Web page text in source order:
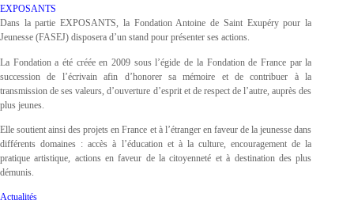
EXPOSANTS
Dans la partie EXPOSANTS, la Fondation Antoine de Saint Exupéry pour la
Jeunesse (FASEJ) disposera d’un stand pour présenter ses actions.
La Fondation a été créée en 2009 sous l’égide de la Fondation de France par la
succession de l’écrivain afin d’honorer sa mémoire et de contribuer à la
transmission de ses valeurs, d’ouverture d’esprit et de respect de l’autre, auprès des
plus jeunes.
Elle soutient ainsi des projets en France et à l’étranger en faveur de la jeunesse dans
différents domaines : accès à l’éducation et à la culture, encouragement de la
pratique artistique, actions en faveur de la citoyenneté et à destination des plus
démunis.
Actualités